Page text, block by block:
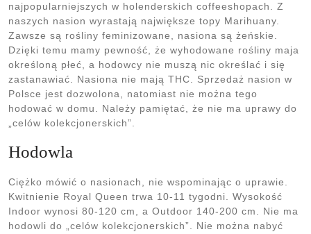
najpopularniejszych w holenderskich coffeeshopach. Z
naszych nasion wyrastają największe topy Marihuany.
Zawsze są rośliny feminizowane, nasiona są żeńskie.
Dzięki temu mamy pewność, że wyhodowane rośliny maja
określoną płeć, a hodowcy nie muszą nic określać i się
zastanawiać. Nasiona nie mają THC. Sprzedaż nasion w
Polsce jest dozwolona, natomiast nie można tego
hodować w domu. Należy pamiętać, że nie ma uprawy do
„celów kolekcjonerskich”.
Hodowla
Ciężko mówić o nasionach, nie wspominając o uprawie.
Kwitnienie Royal Queen trwa 10-11 tygodni. Wysokość
Indoor wynosi 80-120 cm, a Outdoor 140-200 cm. Nie ma
hodowli do „celów kolekcjonerskich”. Nie można nabyć